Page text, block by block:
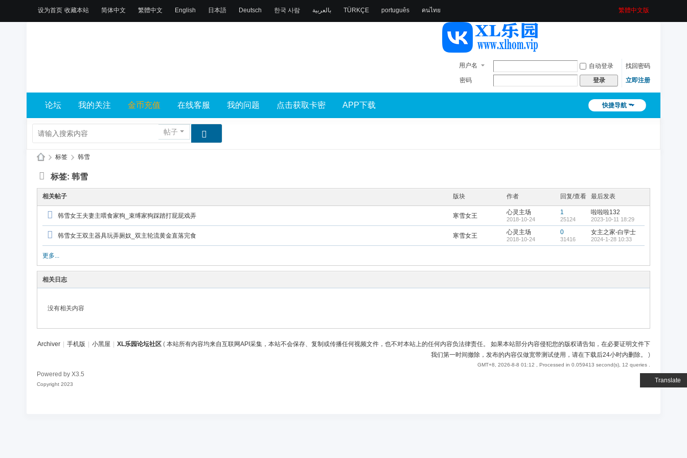
设为首页 收藏本站
Translate
简体中文 繁體中文 English 日本語 Deutsch 한국 사람 بالعربية TÜRKÇE português คนไทย 繁體中文版
用户名 自动登录
找回密码
密码
登录 立即注册
快捷导航
论坛 我的关注 金币充值 在线客服 我的问题 点击获取卡密 APP下载
帖子
X
L
乐
坛
社
区
› 标签 › 韩雪
标签: 韩雪
相关帖子 版块 作者 回复/查看 最后发表
韩雪女王夫妻主喂食家狗_束缚家狗踩踏打屁屁戏弄 寒雪女王 心灵主场
2018-10-24
1
25124
啦啦啦132
2023-10-11 18:29
韩雪女王双主器具玩弄厕奴_双主轮流黄金直落完食 寒雪女王 心灵主场
2018-10-24
0
31416
女主之家-白学士
2024-1-28 10:33
更多...
相关日志
没有相关内容
Archiver 手机版 小黑屋 XL乐园论坛社区 ( 本站所有内容均来自互联网API采集，本站不会保存、复制或传播任何视频文件，也不对本站上的任何内容负法律责任。 如果本站部分内容侵犯您的版权请告知，在必要证明文件下
我们第一时间撤除，发布的内容仅做宽带测试使用，请在下载后24小时内删除。
)
GMT+8, 2026-8-8 01:12 , Processed in 0.059413 second(s), 12 queries .
Powered by X3.5
Copyright 2023